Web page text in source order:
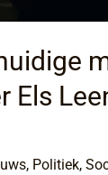
Els
, Politiek,